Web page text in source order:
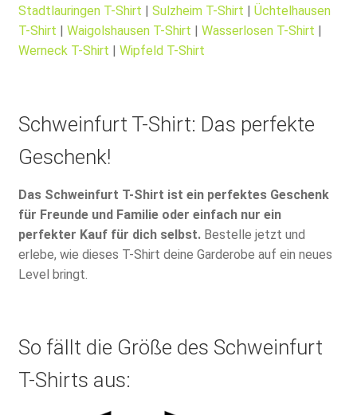
Stadtlauringen T-Shirt
Sulzheim T-Shirt
Üchtelhausen
T-Shirt
Waigolshausen T-Shirt Wasserlosen T-Shirt
Werneck T-Shirt
Wipfeld T-Shirt
Schweinfurt T-Shirt: Das perfekte
Geschenk!
Das Schweinfurt T-Shirt ist ein perfektes Geschenk
für Freunde und Familie oder einfach nur ein
perfekter Kauf für dich selbst.Bestelle jetzt und
erlebe, wie dieses T-Shirt deine Garderobe auf ein neues
Level bringt.
So fällt die Größe des Schweinfurt
T-Shirts aus: